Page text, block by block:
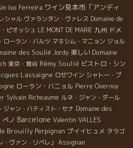
Ivo Ferreira ワイン見本市「アンディ
シャル ヴァランタン・ヴァレス Domaine de
ピオッシュ LE MONT DE MARIE 九州 ドメ
ローラン・バルツ マキシム・マニョン ジョル
des Soulié Jordy 楽しい Domaine
東京・鴬谷 Rémy Soulié ビストロ・シン
Lassaigne ロゼワイン シャトー・プ
ローラン・バニョル Pierre Overnoy
Sylvain Richeaume ルネ・ジャン・ダール
ジャン・バティスト・セナ Domaine des
ペノ Barcelone Valentin VALLES
Brouilly Perpignan プイイヒュメ タラゴ
ヴァン・リベレ」 Assignan